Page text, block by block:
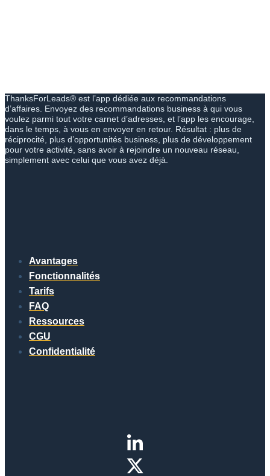
ThanksForLeads® est l’app dédiée aux recommandations
d’affaires. Envoyez des recommandations business à qui vous
voulez parmi tout votre carnet d’adresses, et l’app les encourage,
dans le temps, à vous en envoyer en retour. Résultat : plus de
réciprocité, plus d’opportunités business, plus de développement
pour votre activité, sans avoir à rejoindre un nouveau réseau,
simplement avec celui que vous avez déjà.
Avantages
Fonctionnalités
Tarifs
FAQ
Ressources
CGU
Confidentialité